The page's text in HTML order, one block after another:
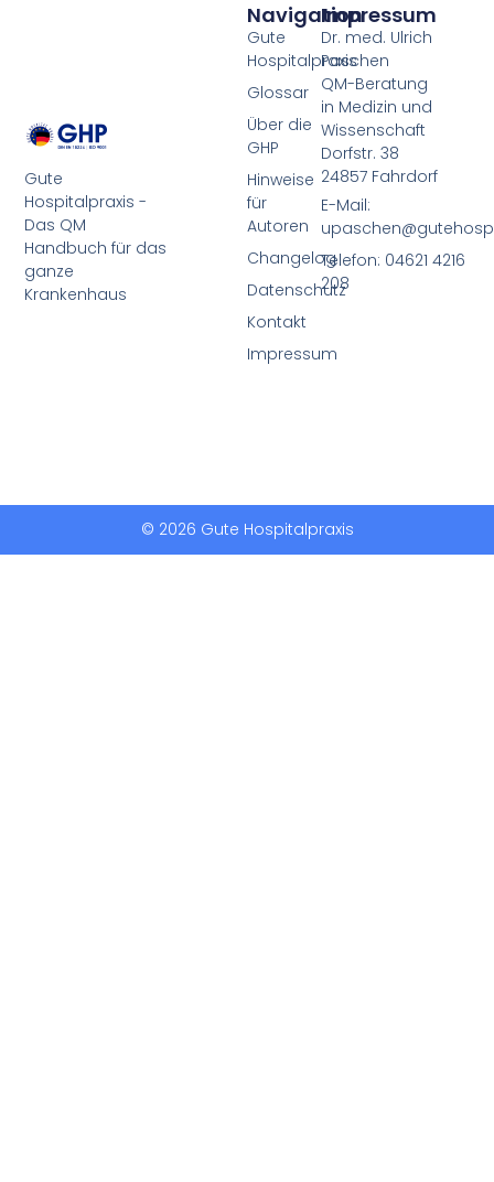
Gute
Hospitalpraxis -
Das QM
Handbuch für das
ganze
Krankenhaus
Navigation
Gute
Hospitalpraxis
Glossar
Über die
GHP
Hinweise
für
Autoren
Changelog
Datenschutz
Kontakt
Impressum
Impressum
Dr. med. Ulrich
Paschen
QM-Beratung
in Medizin und
Wissenschaft
Dorfstr. 38
24857 Fahrdorf
E-Mail:
Telefon: 04621 4216
208
© 2026 Gute Hospitalpraxis